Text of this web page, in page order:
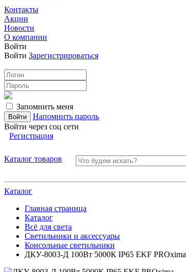
Контакты
Акции
Новости
О компании
Войти
Войти Зарегистрироваться
Запомнить меня
Напомнить пароль
Войти через соц сети
Регистрация
Каталог товаров
Каталог
Главная страница
Каталог
Всё для света
Светильники и аксессуары
Консольные светильники
ДКУ-8003-Д 100Вт 5000К IP65 EKF PROxima